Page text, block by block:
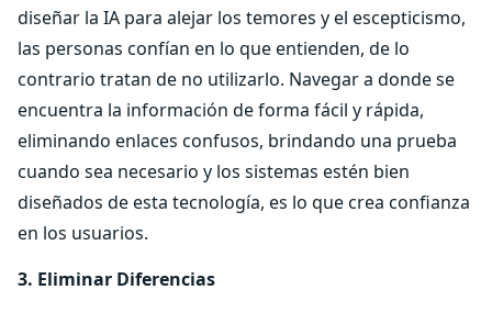
diseñar la IA para alejar los temores y el escepticismo,
las personas confían en lo que entienden, de lo
contrario tratan de no utilizarlo. Navegar a donde se
encuentra la información de forma fácil y rápida,
eliminando enlaces confusos, brindando una prueba
cuando sea necesario y los sistemas estén bien
diseñados de esta tecnología, es lo que crea confianza
en los usuarios.
3. Eliminar Diferencias